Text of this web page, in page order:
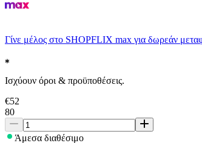
Γίνε μέλος στο SHOPFLIX max για δωρεάν
Ισχύουν όροι & προϋποθέσεις.
€52
80
Άμεσα διαθέσιμο